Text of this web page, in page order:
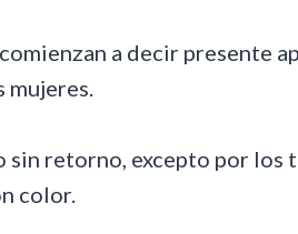
comienzan a decir presente
mujeres.
sin retorno, excepto por los
color.